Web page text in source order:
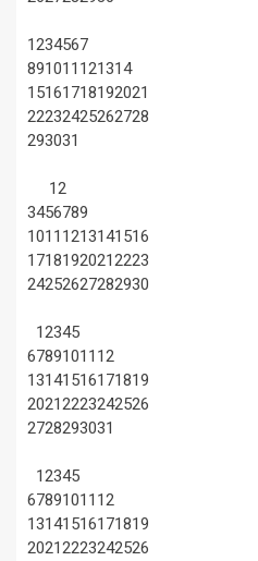
1234567
891011 121314
15161718192021
22232425262728
293031
12
3456789
1011 1213141516
17181920212223
24252627282930
12345
67891011 12
13141516171819
20212223242526
2728293031
12345
67891011 12
13141516171819
20212223242526